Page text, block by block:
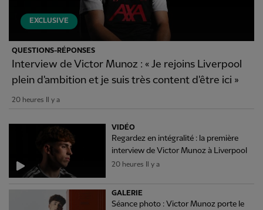
EXCLUSIVE
QUESTIONS-RÉPONSES
Interview de Victor Munoz : « Je rejoins Liverpool
plein d'ambition et je suis très content d'être ici »
20 heures Il y a
VIDÉO
Regardez en intégralité : la première
interview de Victor Munoz à Liverpool
20 heures Il y a
GALERIE
Séance photo : Victor Munoz porte le